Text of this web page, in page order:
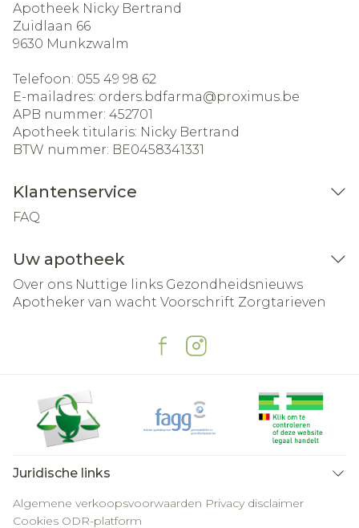
Apotheek Nicky Bertrand
Zuidlaan 66
9630 Munkzwalm
Telefoon: 055 49 98 62
E-mailadres: orders.bdfarma@proximus.be
APB nummer: 452701
Apotheek titularis: Nicky Bertrand
BTW nummer: BE0458341331
Klantenservice
FAQ
Uw apotheek
Over ons Nuttige links Gezondheidsnieuws
Apotheker van wacht Voorschrift Zorgtarieven
Juridische links
Algemene verkoopsvoorwaarden Privacy disclaimer
Cookies ODR-platform